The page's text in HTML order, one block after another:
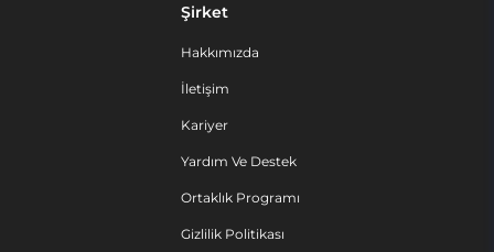
Şirket
Hakkımızda
İletişim
Kariyer
Yardım Ve Destek
Ortaklık Programı
Gizlilik Politikası